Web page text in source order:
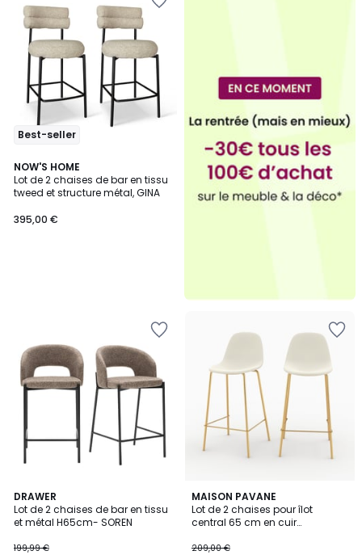
Best-seller
NOW'S HOME
Lot de 2 chaises de bar en tissu
tweed et structure métal, GINA
395,00 €
DRAWER
Lot de 2 chaises de bar en tissu
et métal H65cm- SOREN
199,99 €
2
Couleurs
MAISON PAVANE
Lot de 2 chaises pour îlot
central 65 cm en cuir
209,00 €
4,5
/ 5
3
Couleurs